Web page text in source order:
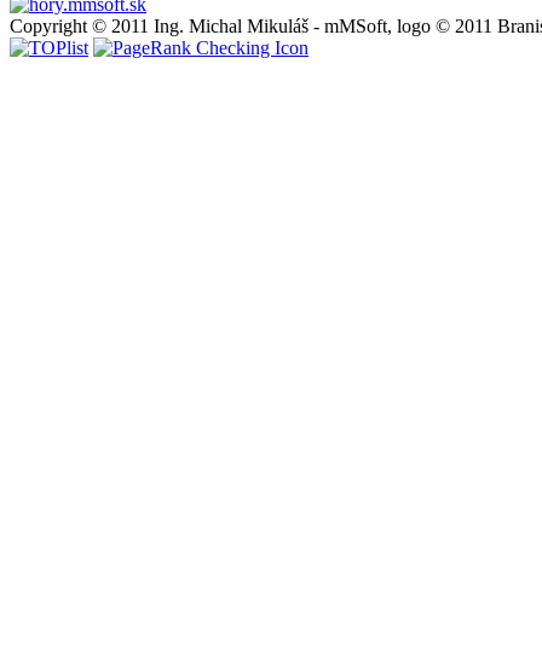
Copyright © 2011 Ing. Michal Mikuláš - mMSoft, logo © 2011